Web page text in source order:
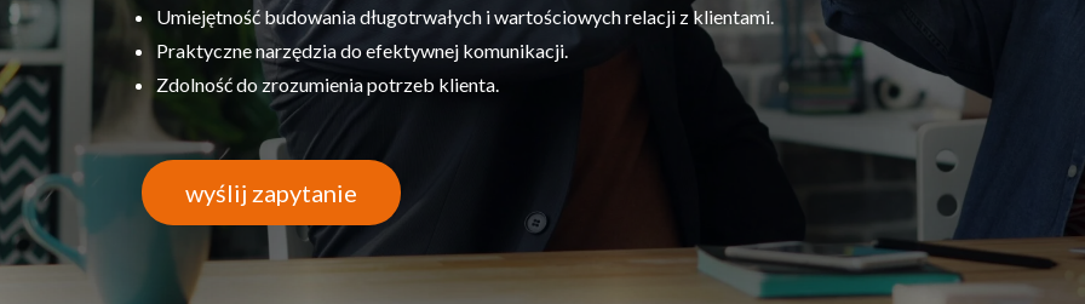
Umiejętność budowania długotrwałych i wartościowych relacji z klientami.
Praktyczne narzędzia do efektywnej komunikacji.
Zdolność do zrozumienia potrzeb klienta.
wyślij zapytanie